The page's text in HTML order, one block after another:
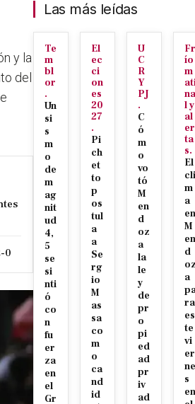
y la
del
0
Las más leídas
Te
m
bl
or
.
Un
si
s
m
o
de
m
ag
nit
ud
4,
5
se
si
nti
ó
co
n
fu
er
za
en
el
Gr
El
ec
ci
on
es
20
27
.
Pi
ch
et
to
p
os
tul
a
a
Se
rg
io
M
as
sa
co
m
o
ca
nd
id
U
C
R
Y
PJ
.
C
ó
m
o
vo
tó
M
en
d
oz
a
la
le
y
de
pr
o
pi
ed
ad
pr
iv
ad
Fr
ío
m
na
l y
al
er
ta
s.
El
cli
m
a
en
M
en
d
oz
a
ra
es
te
vi
er
ne
s
en